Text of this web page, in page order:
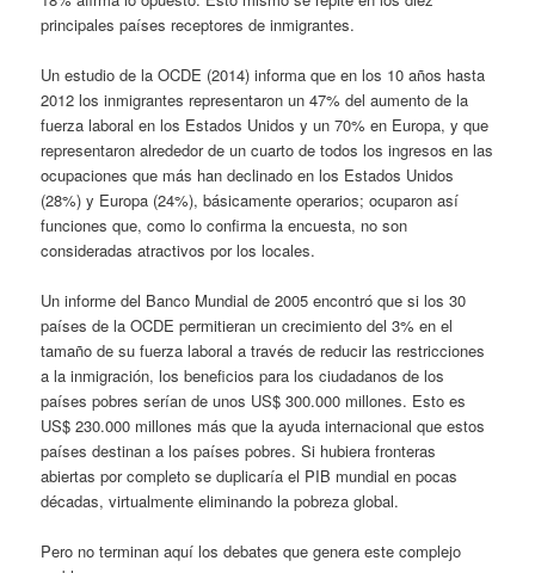
principales países receptores de inmigrantes.
Un estudio de la OCDE (2014) informa que en los 10 años hasta
2012 los inmigrantes representaron un 47% del aumento de la
fuerza laboral en los Estados Unidos y un 70% en Europa, y que
representaron alrededor de un cuarto de todos los ingresos en las
ocupaciones que más han declinado en los Estados Unidos
(28%) y Europa (24%), básicamente operarios; ocuparon así
funciones que, como lo confirma la encuesta, no son
consideradas atractivos por los locales.
Un informe del Banco Mundial de 2005 encontró que si los 30
países de la OCDE permitieran un crecimiento del 3% en el
tamaño de su fuerza laboral a través de reducir las restricciones
a la inmigración, los beneficios para los ciudadanos de los
países pobres serían de unos US$ 300.000 millones. Esto es
US$ 230.000 millones más que la ayuda internacional que estos
países destinan a los países pobres. Si hubiera fronteras
abiertas por completo se duplicaría el PIB mundial en pocas
décadas, virtualmente eliminando la pobreza global.
Pero no terminan aquí los debates que genera este complejo